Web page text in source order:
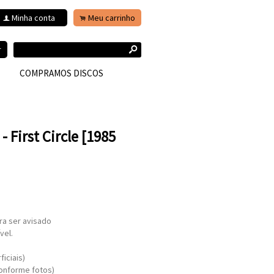
f Minha conta . Meu carrinho
s
COMPRAMOS DISCOS
First Circle [1985
ser avisado
fotos)